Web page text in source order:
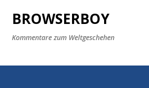
Direkt zum Hauptbereich
BROWSERBOY
Kommentare zum Weltgeschehen